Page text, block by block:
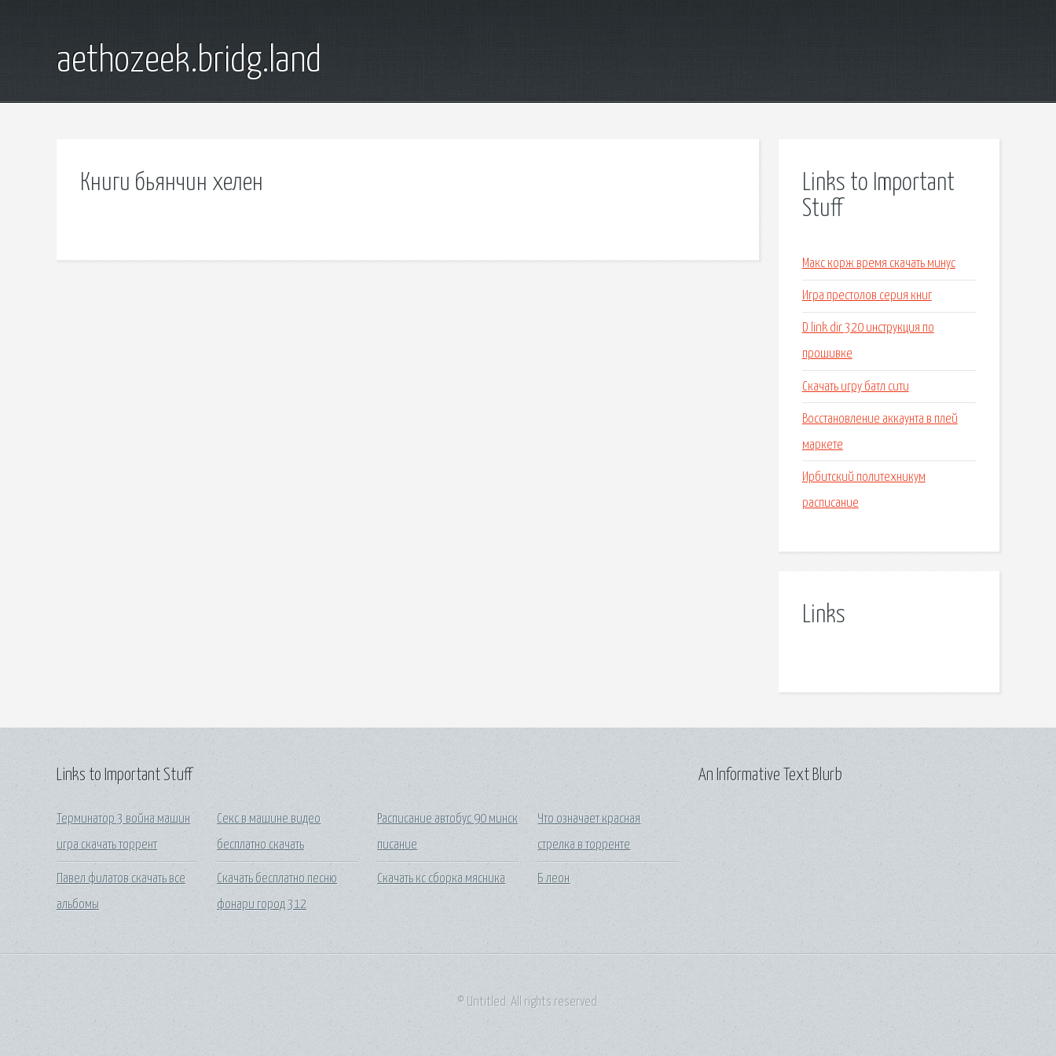
aethozeek.bridg.land
Книги бьянчин хелен
Links to Important
Stuff
Макс корж время скачать минус
Игра престолов серия книг
D link dir 320 инструкция по
прошивке
Скачать игру батл сити
Восстановление аккаунта в плей
маркете
Ирбитский политехникум
расписание
Links
Links to Important Stuff
Терминатор 3 война машин
игра скачать торрент
Павел филатов скачать все
альбомы
Секс в машине видео
бесплатно скачать
Скачать бесплатно песню
фонари город 312
Расписание автобус 90 минск
писание
Скачать кс сборка мясника
Что означает красная
стрелка в торренте
Б леон
An Informative Text Blurb
© Untitled. All rights reserved.